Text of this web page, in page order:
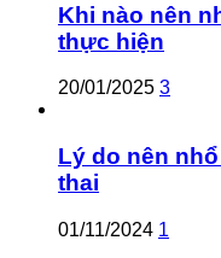
Khi nào nên
thực hiện
20/01/2025 3
Lý do nên
thai
01/11/2024 1